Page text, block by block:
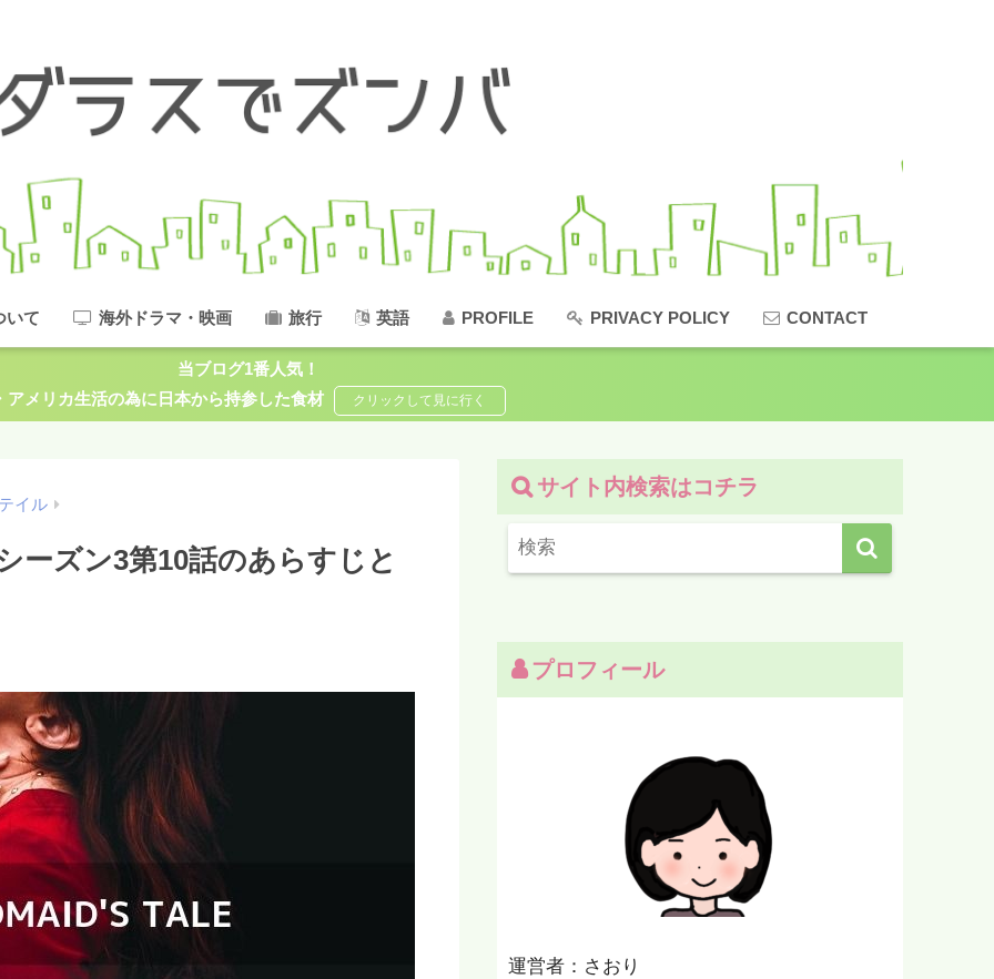
いて 海外ドラマ・映画 旅行 英語 PROFILE PRIVACY POLICY CONTACT
当ブログ1番人気！
アメリカ生活の為に日本から持参した食材
イル
ーズン3第10話のあらすじと
サイト内検索はコチラ
プロフィール
運営者：さおり